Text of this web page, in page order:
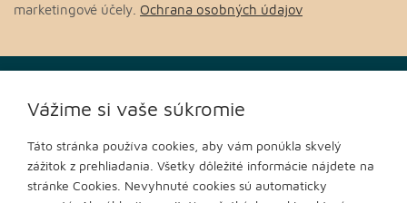
marketingové účely. Ochrana osobných údajov
Informácie
Vážime si vaše súkromie
Táto stránka používa cookies, aby vám ponúkla skvelý
zážitok z prehliadania. Všetky dôležité informácie nájdete na
stránke Cookies. Nevyhnuté cookies sú automaticky